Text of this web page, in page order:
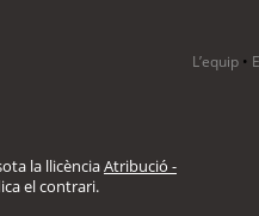
L’equip •
la llicènciaAtribució -
el contrari.